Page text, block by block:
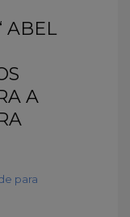
ABEL
A
para